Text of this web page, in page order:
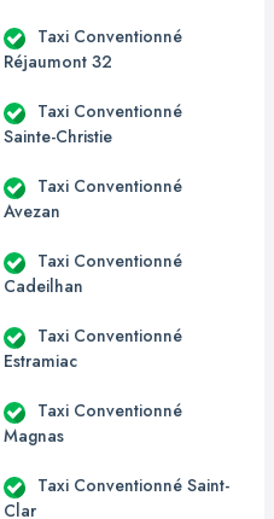
Taxi Conventionné
Réjaumont 32
Taxi Conventionné
Sainte-Christie
Taxi Conventionné
Avezan
Taxi Conventionné
Cadeilhan
Taxi Conventionné
Estramiac
Taxi Conventionné
Magnas
Taxi Conventionné Saint-
Clar